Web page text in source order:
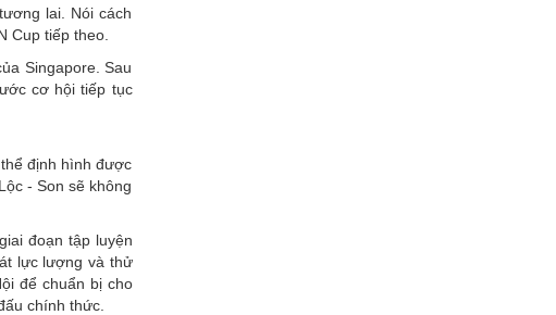
lai. Nói cách
Cup tiếp theo.
Singapore. Sau
cơ hội tiếp tục
định hình được
- Son sẽ không
đoạn tập luyện
lực lượng và thử
để chuẩn bị cho
chính thức.